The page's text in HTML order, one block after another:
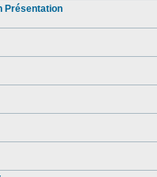
Présentation